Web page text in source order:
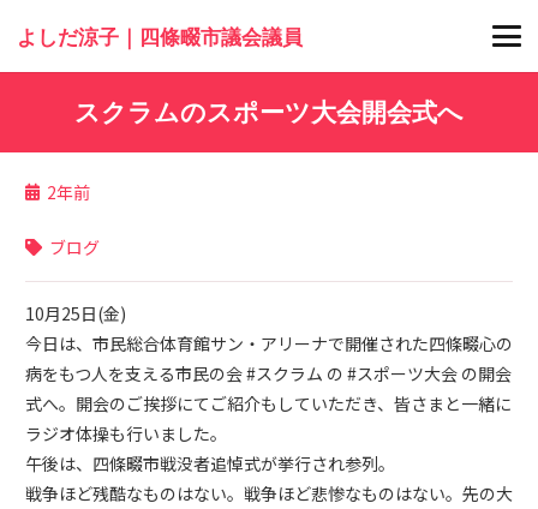
よしだ涼子｜四條畷市議会議員
スクラムのスポーツ大会開会式へ
2年前
ブログ
10月25日(金)
今日は、市民総合体育館サン・アリーナで開催された四條畷心の
病をもつ人を支える市民の会 #スクラム の #スポーツ大会 の開会
式へ。開会のご挨拶にてご紹介もしていただき、皆さまと一緒に
ラジオ体操も行いました。
午後は、四條畷市戦没者追悼式が挙行され参列。
戦争ほど残酷なものはない。戦争ほど悲惨なものはない。先の大